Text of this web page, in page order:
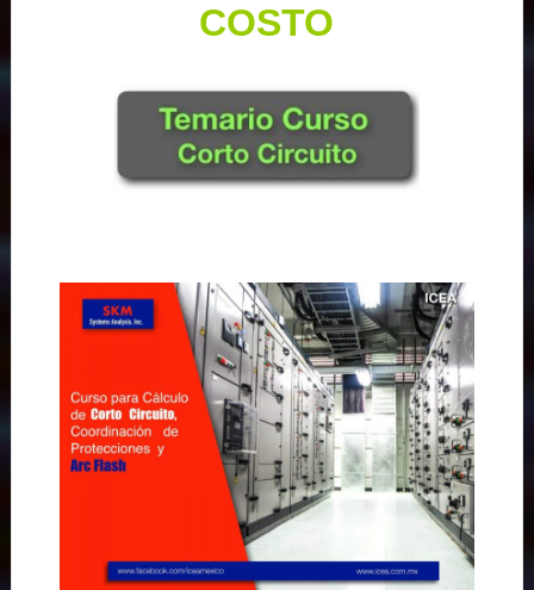
COSTO